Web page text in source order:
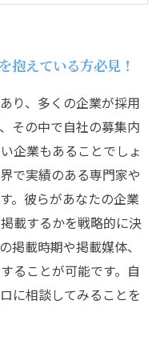
抱えている方必見！
り、多くの企業が採用
その中で自社の募集内
企業もあることでしょ
で実績のある専門家や
。彼らがあなたの企業
載するかを戦略的に決
掲載時期や掲載媒体、
ることが可能です。自
に相談してみることを